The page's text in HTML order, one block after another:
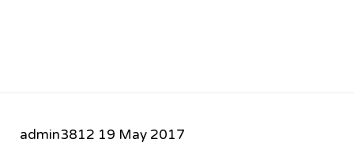
admin3812 19 May 2017